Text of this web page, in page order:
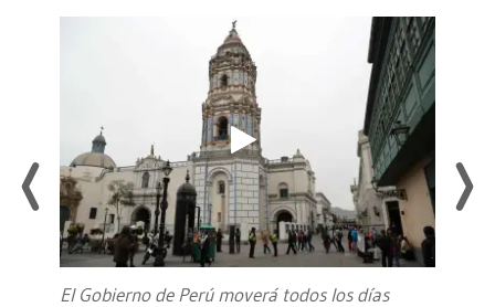
El Gobierno de Perú moverá todos los días